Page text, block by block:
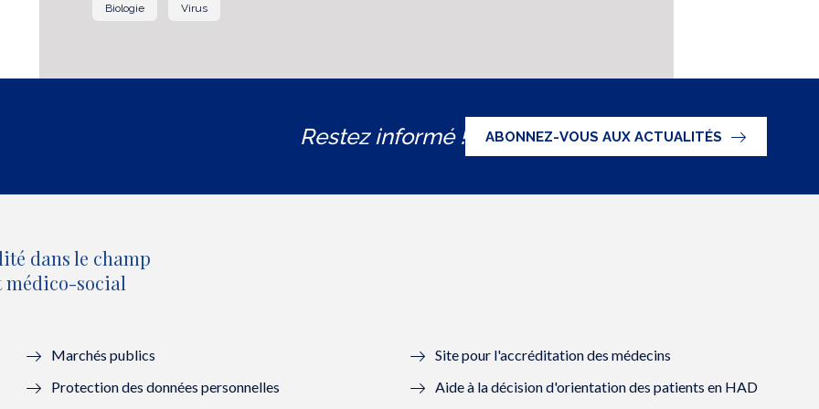
Biologie Virus
Restez informé ! ABONNEZ-VOUS AUX ACTUALITÉS
dans le champ
médico-social
Marchés publics
Protection des données personnelles
Site pour l'accréditation des médecins
Aide à la décision d'orientation des patients en HAD